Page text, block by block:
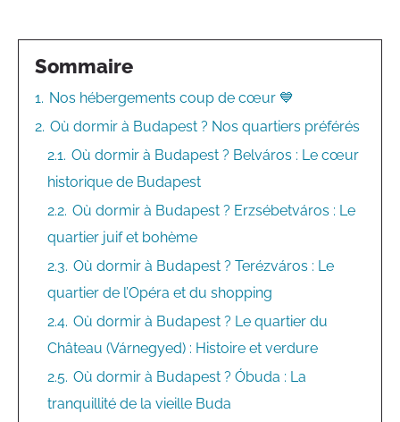
Sommaire
1. Nos hébergements coup de cœur 💙
2. Où dormir à Budapest ? Nos quartiers préférés
2.1. Où dormir à Budapest ? Belváros : Le cœur
historique de Budapest
2.2. Où dormir à Budapest ? Erzsébetváros : Le
quartier juif et bohème
2.3. Où dormir à Budapest ? Terézváros : Le
quartier de l’Opéra et du shopping
2.4. Où dormir à Budapest ? Le quartier du
Château (Várnegyed) : Histoire et verdure
2.5. Où dormir à Budapest ? Óbuda : La
tranquillité de la vieille Buda